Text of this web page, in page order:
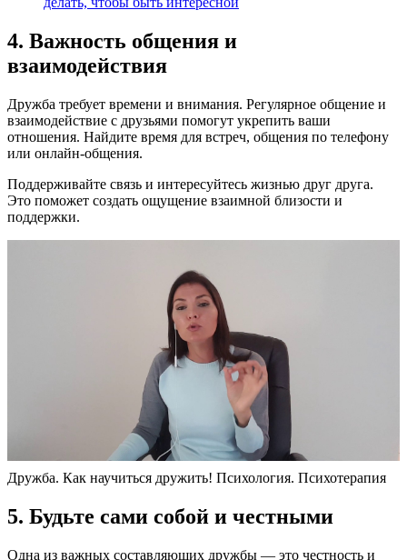
4. Важность общения и
взаимодействия
Дружба требует времени и внимания. Регулярное общение и
взаимодействие с друзьями помогут укрепить ваши
отношения. Найдите время для встреч, общения по телефону
или онлайн-общения.
Поддерживайте связь и интересуйтесь жизнью друг друга.
Это поможет создать ощущение взаимной близости и
поддержки.
Дружба. Как научиться дружить! Психология. Психотерапия
5. Будьте сами собой и честными
Одна из важных составляющих дружбы — это честность и